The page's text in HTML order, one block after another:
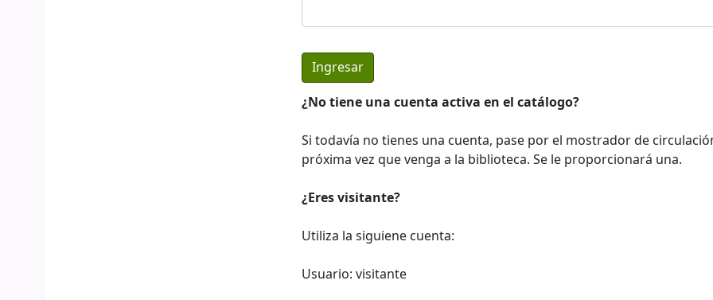
¿No tiene una cuenta activa en el catálogo?
Si todavía no tienes una cuenta, pase por el mostrador de
próxima vez que venga a la biblioteca. Se le proporcionará una.
¿Eres visitante?
Utiliza la siguiene cuenta:
Usuario: visitante